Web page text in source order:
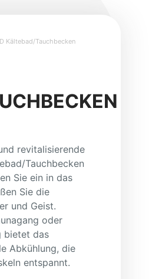
Kältebad/Tauchbecken
revitalisierende
Tauchbecken
Sie ein in das
Sie die
und Geist.
oder
bietet das
Abkühlung, die
entspannt.